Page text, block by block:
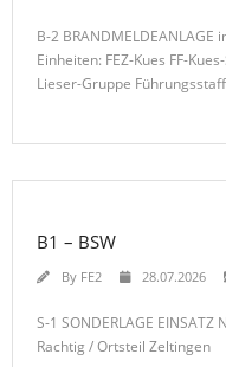
B-2
Einheiten: FEZ-Kues FF-
Lieser-Gruppe
B1 – BSW
By FE2 28.07.2026
S-1 SONDERLAGE EINSATZ
Rachtig / Ortsteil Zeltingen